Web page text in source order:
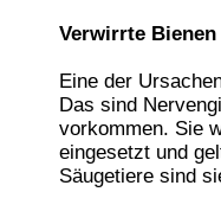
Verwirrte
Eine der
Das sind
vorkommen. Sie
eingesetzt und
Säugetiere sind